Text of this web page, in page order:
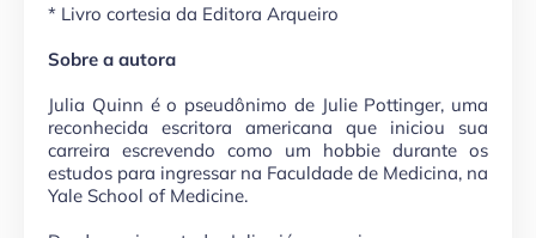
* Livro cortesia da Editora Arqueiro
Sobre a autora
Julia Quinn é o pseudônimo de Julie Pottinger, uma
reconhecida escritora americana que iniciou sua
carreira escrevendo como um hobbie durante os
estudos para ingressar na Faculdade de Medicina, na
Yale School of Medicine.